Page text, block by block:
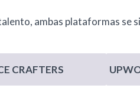
ambas plataformas se
CRAFTERS